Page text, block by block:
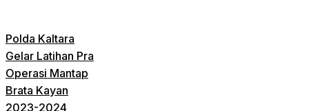
Polda Kaltara
Gelar Latihan Pra
Operasi Mantap
Brata Kayan
2023-2024